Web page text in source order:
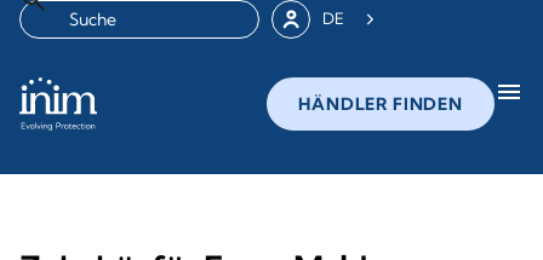
DE
HÄNDLER FINDEN menu